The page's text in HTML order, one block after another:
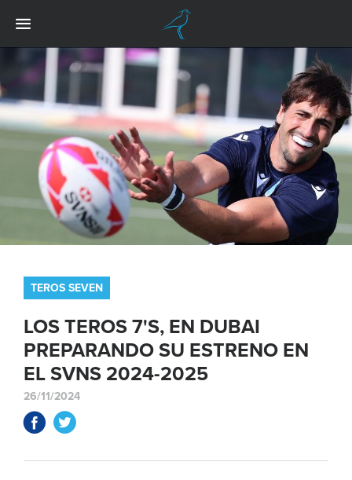
TEROS SEVEN
LOS TEROS 7'S, EN DUBAI
PREPARANDO SU ESTRENO EN
EL SVNS 2024-2025
26/11/2024